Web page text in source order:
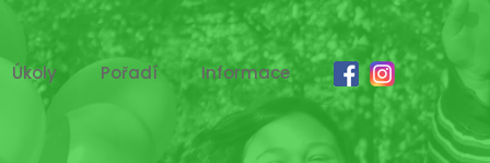
Úkoly Pořadí Informace